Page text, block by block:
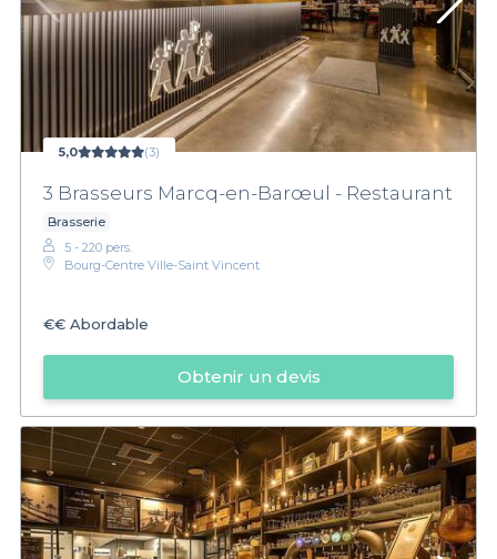
5,0 (3)
3 Brasseurs Marcq-en-Barœul - Restaurant
Brasserie
5 - 220 pers.
Bourg-Centre Ville-Saint Vincent
€€ Abordable
Obtenir un devis